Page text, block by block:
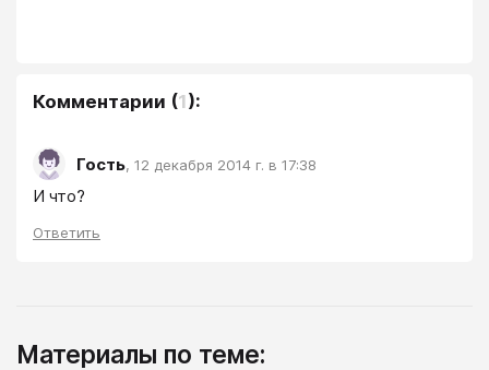
Комментарии (1):
Гость, 12 декабря 2014 г. в 17:38
И что?
Ответить
Материалы по теме: